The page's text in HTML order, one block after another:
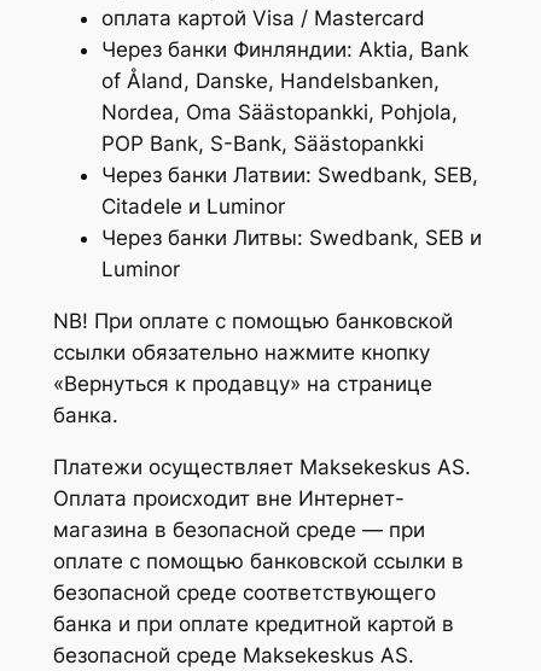
оплата картой Visa / Mastercard
Через банки Финляндии: Aktia, Bank
of Åland, Danske, Handelsbanken,
Nordea, Oma Säästopankki, Pohjola,
POP Bank, S-Bank, Säästopankki
Через банки Латвии: Swedbank, SEB,
Citadele и Luminor
Через банки Литвы: Swedbank, SEB и
Luminor
NB! При оплате с помощью банковской
ссылки обязательно нажмите кнопку
«Вернуться к продавцу» на странице
банка.
Платежи осуществляет Maksekeskus AS.
Оплата происходит вне Интернет-
магазина в безопасной среде — при
оплате с помощью банковской ссылки в
безопасной среде соответствующего
банка и при оплате кредитной картой в
безопасной среде Maksekeskus AS.